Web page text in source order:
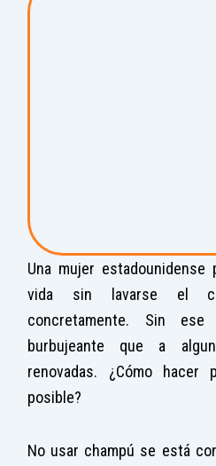
Una mujer
vida sin lavarse el
concretamente. Sin
burbujeante que a
renovadas. ¿Cómo
posible?
No usar champú se está